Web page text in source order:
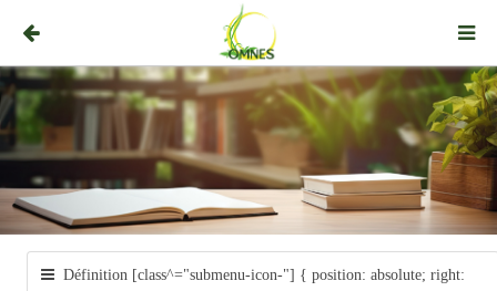
Définition [class^="submenu-icon-"] { position: absolute; right: